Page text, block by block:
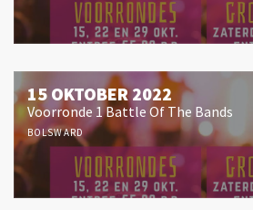
15 OKTOBER 2022
Voorronde 1 Battle Of The Bands
BOLSWARD